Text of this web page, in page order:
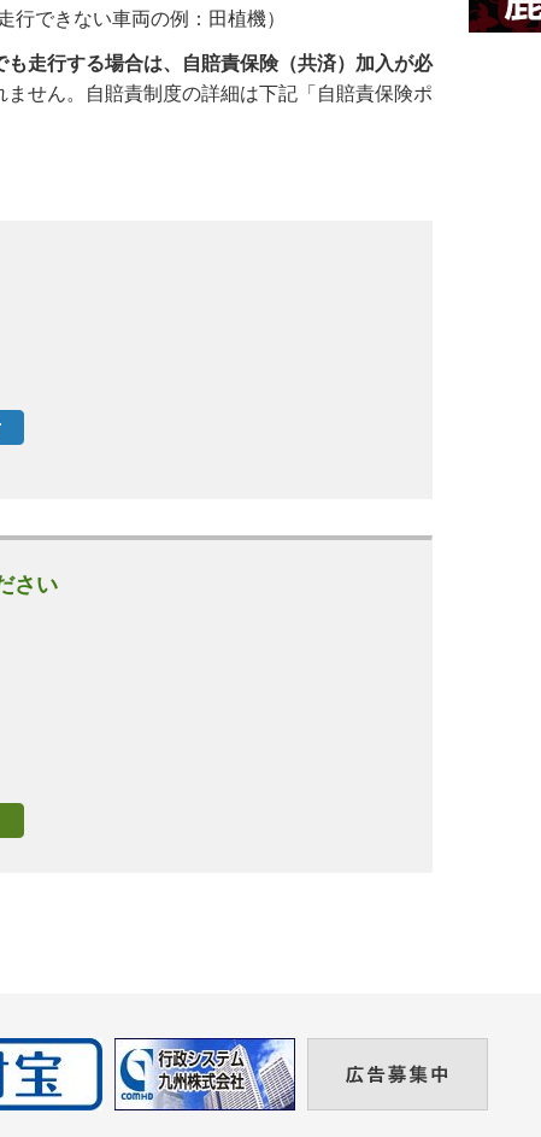
行できない車両の例：田植機）
も走行する場合は、自賠責保険（共済）加入が必
せん。自賠責制度の詳細は下記「自賠責保険ポ
さい